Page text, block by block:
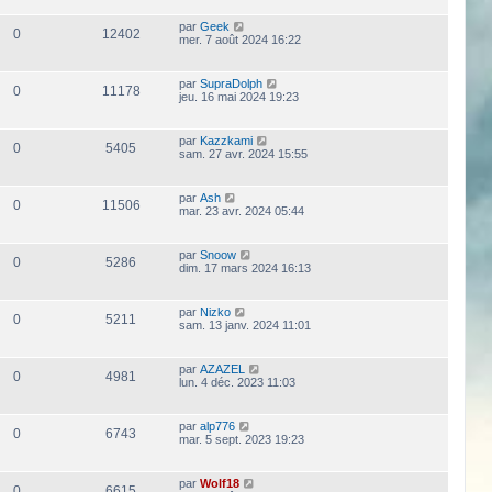
0 12402 par Geek
mer. 7 août 2024 16:22
0 11178 par SupraDolph
jeu. 16 mai 2024 19:23
0 5405 par Kazzkami
sam. 27 avr. 2024 15:55
0 11506 par Ash
mar. 23 avr. 2024 05:44
0 5286 par Snoow
dim. 17 mars 2024 16:13
0 5211 par Nizko
sam. 13 janv. 2024 11:01
0 4981 par AZAZEL
lun. 4 déc. 2023 11:03
0 6743 par alp776
mar. 5 sept. 2023 19:23
par Wolf18